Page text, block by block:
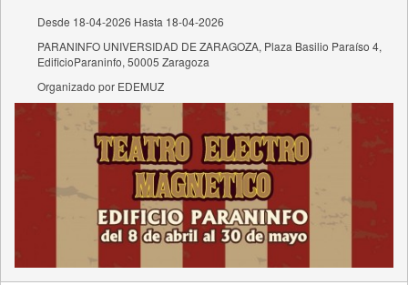
Desde 18-04-2026 Hasta 18-04-2026
PARANINFO UNIVERSIDAD DE ZARAGOZA, Plaza Basilio Paraíso 4,
EdificioParaninfo, 50005 Zaragoza
Organizado por EDEMUZ